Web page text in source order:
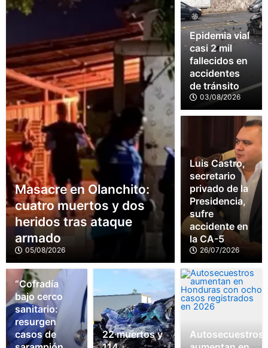
Masacre en Olanchito:
cuatro muertos y dos
heridos tras ataque
armado
05/08/2026
Epidemia vial
casi 2 mil
fallecidos en
accidentes
de tránsito
03/08/2026
Luis Castro,
secretario
privado de la
Presidencia,
sufre
accidente en
la CA-5
26/07/2026
“Cofradía
bajo cerco
sanitario:
resurgen
casos de
22 muertos y
Autosecuestros